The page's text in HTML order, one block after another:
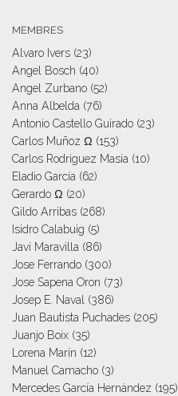
MEMBRES
Alvaro Ivers (23)
Angel Bosch (40)
Angel Zurbano (52)
Anna Albelda (76)
Antonio Castello Guirado (23)
Carlos Muñoz Ω (153)
Carlos Rodriguez Masia (10)
Eladio García (62)
Gerardo Ω (20)
Gildo Arribas (268)
Isidro Calabuig (5)
Javi Maravilla (86)
Jose Ferrando (300)
Jose Sapena Oron (73)
Josep E. Naval (386)
Juan Bautista Puchades (205)
Juanjo Boix (35)
Lorena Marín (12)
Manuel Camacho (3)
Mercedes García Hernández (195)